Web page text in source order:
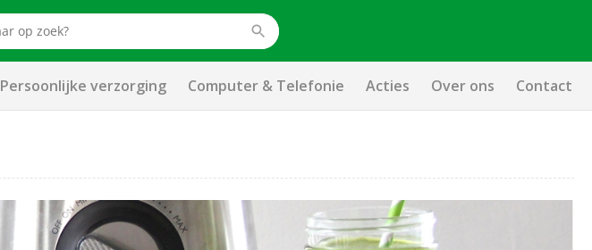
Persoonlijke verzorging Computer & Telefonie Acties Over ons Contact